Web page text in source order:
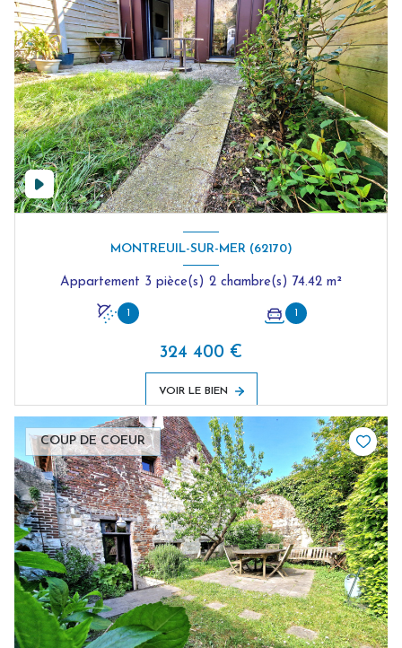
MONTREUIL-SUR-MER (62170)
Appartement 3 pièce(s) 2 chambre(s) 74.42 m²
324 400 €
VOIR LE BIEN
COUP DE COEUR